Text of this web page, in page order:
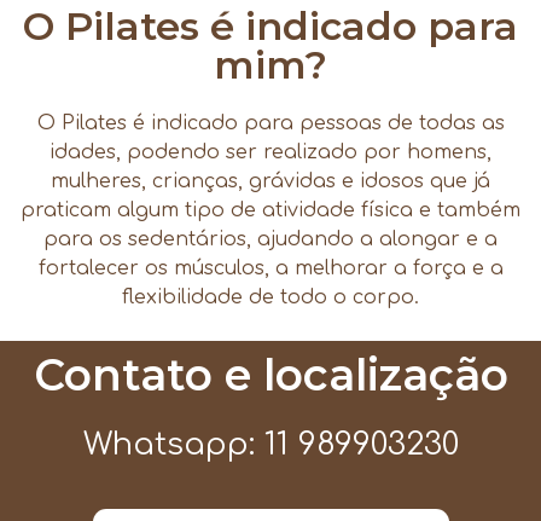
O Pilates é indicado para
mim?
O Pilates é indicado para pessoas de todas as
idades, podendo ser realizado por homens,
mulheres, crianças, grávidas e idosos que já
praticam algum tipo de atividade física e também
para os sedentários, ajudando a alongar e a
fortalecer os músculos, a melhorar a força e a
flexibilidade de todo o corpo.
Contato e localização
Whatsapp: 11 989903230